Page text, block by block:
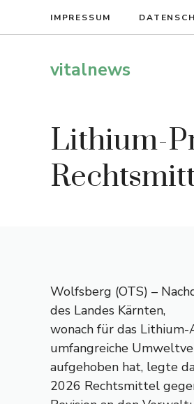
IMPRESSUM
vitalnews
Lithium-
Wolfsberg (OTS) –
des Landes Kärnten,
wonach für das
umfangreiche
aufgehoben hat, legte
2026 Rechtsmittel